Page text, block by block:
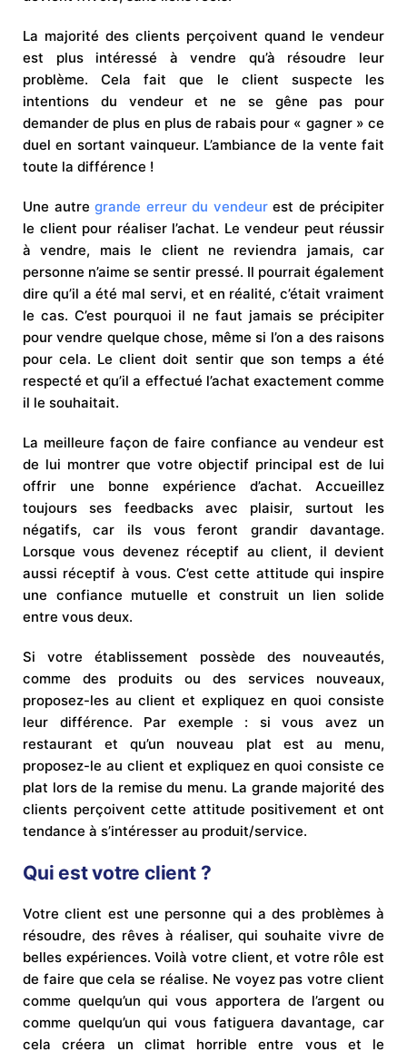
La majorité des clients perçoivent quand le vendeur
est plus intéressé à vendre qu’à résoudre leur
problème. Cela fait que le client suspecte les
intentions du vendeur et ne se gêne pas pour
demander de plus en plus de rabais pour « gagner » ce
duel en sortant vainqueur. L’ambiance de la vente fait
toute la différence !
Une autre grande erreur du vendeurest de précipiter
le client pour réaliser l’achat. Le vendeur peut réussir
à vendre, mais le client ne reviendra jamais, car
personne n’aime se sentir pressé. Il pourrait également
dire qu’il a été mal servi, et en réalité, c’était vraiment
le cas. C’est pourquoi il ne faut jamais se précipiter
pour vendre quelque chose, même si l’on a des raisons
pour cela. Le client doit sentir que son temps a été
respecté et qu’il a effectué l’achat exactement comme
il le souhaitait.
La meilleure façon de faire confiance au vendeur est
de lui montrer que votre objectif principal est de lui
offrir une bonne expérience d’achat. Accueillez
toujours ses feedbacks avec plaisir, surtout les
négatifs, car ils vous feront grandir davantage.
Lorsque vous devenez réceptif au client, il devient
aussi réceptif à vous. C’est cette attitude qui inspire
une confiance mutuelle et construit un lien solide
entre vous deux.
Si votre établissement possède des nouveautés,
comme des produits ou des services nouveaux,
proposez-les au client et expliquez en quoi consiste
leur différence. Par exemple : si vous avez un
restaurant et qu’un nouveau plat est au menu,
proposez-le au client et expliquez en quoi consiste ce
plat lors de la remise du menu. La grande majorité des
clients perçoivent cette attitude positivement et ont
tendance à s’intéresser au produit/service.
Qui est votre client ?
Votre client est une personne qui a des problèmes à
résoudre, des rêves à réaliser, qui souhaite vivre de
belles expériences. Voilà votre client, et votre rôle est
de faire que cela se réalise. Ne voyez pas votre client
comme quelqu’un qui vous apportera de l’argent ou
comme quelqu’un qui vous fatiguera davantage, car
cela créera un climat horrible entre vous et le